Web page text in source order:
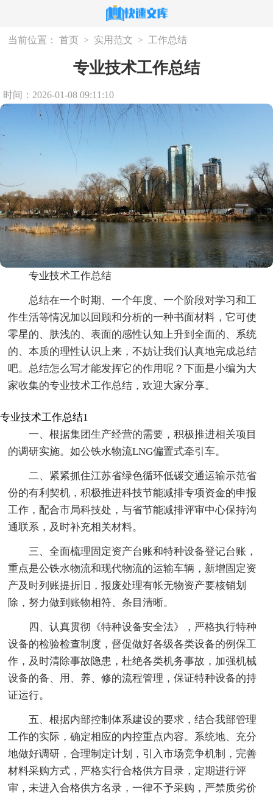
当前位置： 首页 > 实用范文 > 工作总结
专业技术工作总结
时间：2026-01-08 09:11:10
专业技术工作总结
总结在一个时期、一个年度、一个阶段对学习和工
作生活等情况加以回顾和分析的一种书面材料，它可使
零星的、肤浅的、表面的感性认知上升到全面的、系统
的、本质的理性认识上来，不妨让我们认真地完成总结
吧。总结怎么写才能发挥它的作用呢？下面是小编为大
家收集的专业技术工作总结，欢迎大家分享。
专业技术工作总结1
一、根据集团生产经营的需要，积极推进相关项目
的调研实施。如公铁水物流LNG偏置式牵引车。
二、紧紧抓住江苏省绿色循环低碳交通运输示范省
份的有利契机，积极推进科技节能减排专项资金的申报
工作，配合市局科技处，与省节能减排评审中心保持沟
通联系，及时补充相关材料。
三、全面梳理固定资产台账和特种设备登记台账，
重点是公铁水物流和现代物流的运输车辆，新增固定资
产及时列账提折旧，报废处理有帐无物资产要核销划
除，努力做到账物相符、条目清晰。
四、认真贯彻《特种设备安全法》，严格执行特种
设备的检验检查制度，督促做好各级各类设备的例保工
作，及时清除事故隐患，杜绝各类机务事故，加强机械
设备的备、用、养、修的流程管理，保证特种设备的持
证运行。
五、根据内部控制体系建设的要求，结合我部管理
工作的实际，确定相应的内控重点内容。系统地、充分
地做好调研，合理制定计划，引入市场竞争机制，完善
材料采购方式，严格实行合格供方目录，定期进行评
审，未进入合格供方名录，一律不予采购，严禁质劣价